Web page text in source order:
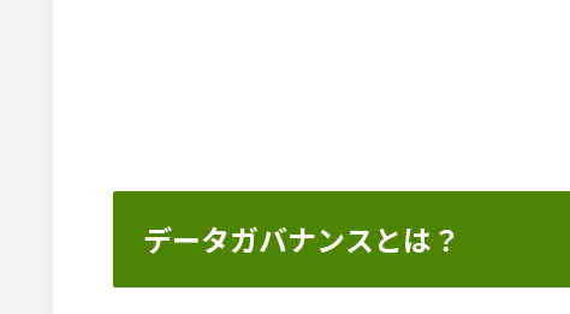
データガバナンスとは？